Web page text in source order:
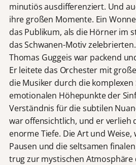
minutiös ausdifferenziert. Und
ihre großen Momente. Ein
das Publikum, als die Hörner im
das Schwanen-Motiv
Thomas Guggeis war packend
Er leitete das Orchester mit
die Musiker durch die
emotionalen Höhepunkte der
Verständnis für die subtilen
war offensichtlich, und er verlieh
enorme Tiefe. Die Art und Weise,
Pausen und die seltsamen
trug zur mystischen Atmosphäre